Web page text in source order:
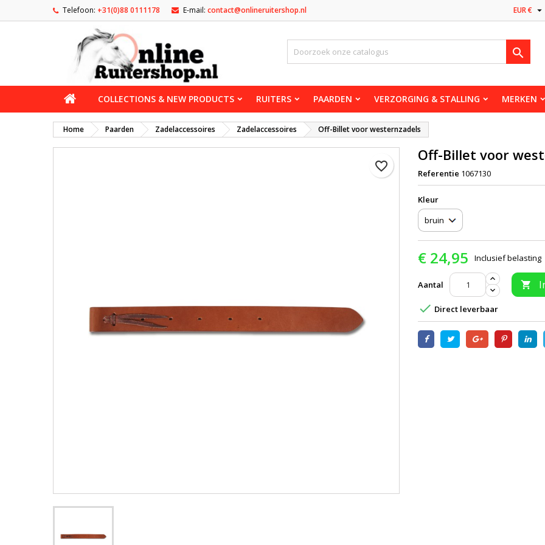
Telefoon: +31(0)88 0111178 E-mail: contact@onlineruitershop.nl EUR € 

COLLECTIONS & NEW PRODUCTS RUITERS PAARDEN VERZORGING & STALLING MERKEN
Home Paarden Zadelaccessoires Zadelaccessoires Off-Billet voor westernzadels
favorite_border
Off-Billet voor
Referentie 1067130
Kleur
€ 24,95 Inclusief belasting
Aantal 
 Direct leverbaar